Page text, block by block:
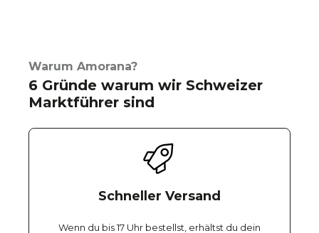
Warum Amorana?
6 Gründe warum wir Schweizer
Marktführer sind
Schneller Versand
Wenn du bis 17 Uhr bestellst, erhältst du dein